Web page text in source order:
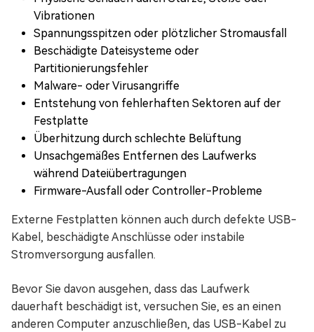
Vibrationen
Spannungsspitzen oder plötzlicher Stromausfall
Beschädigte Dateisysteme oder
Partitionierungsfehler
Malware- oder Virusangriffe
Entstehung von fehlerhaften Sektoren auf der
Festplatte
Überhitzung durch schlechte Belüftung
Unsachgemäßes Entfernen des Laufwerks
während Dateiübertragungen
Firmware-Ausfall oder Controller-Probleme
Externe Festplatten können auch durch defekte USB-
Kabel, beschädigte Anschlüsse oder instabile
Stromversorgung ausfallen.
Bevor Sie davon ausgehen, dass das Laufwerk
dauerhaft beschädigt ist, versuchen Sie, es an einen
anderen Computer anzuschließen, das USB-Kabel zu